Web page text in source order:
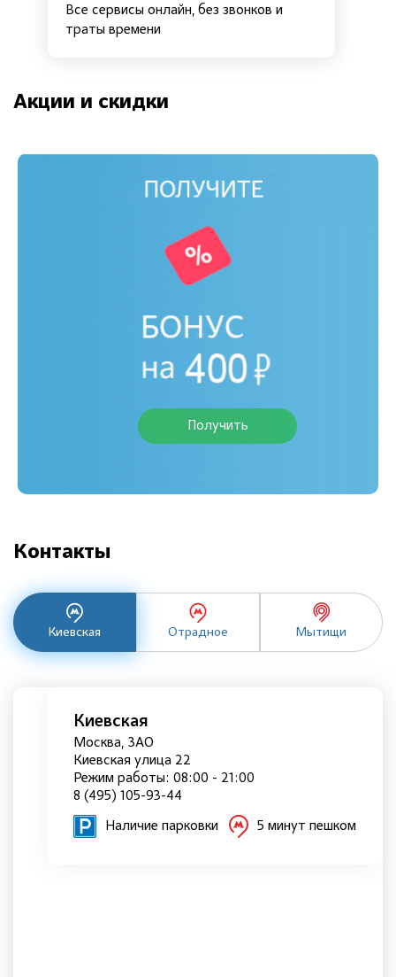
Все сервисы онлайн, без звонков и
траты времени
Акции и скидки
Получить
Контакты
Киевская Отрадное Мытищи
Киевская
Москва, ЗАО
Киевская улица 22
Режим работы: 08:00 - 21:00
8 (495) 105-93-44
Наличие парковки 5 минут пешком